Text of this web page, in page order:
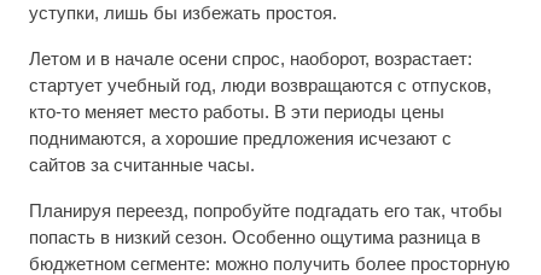
уступки, лишь бы избежать простоя.
Летом и в начале осени спрос, наоборот, возрастает:
стартует учебный год, люди возвращаются с отпусков,
кто-то меняет место работы. В эти периоды цены
поднимаются, а хорошие предложения исчезают с
сайтов за считанные часы.
Планируя переезд, попробуйте подгадать его так, чтобы
попасть в низкий сезон. Особенно ощутима разница в
бюджетном сегменте: можно получить более просторную